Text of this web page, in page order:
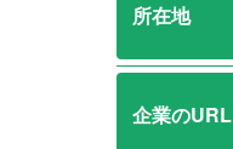
所在地
企業のURL